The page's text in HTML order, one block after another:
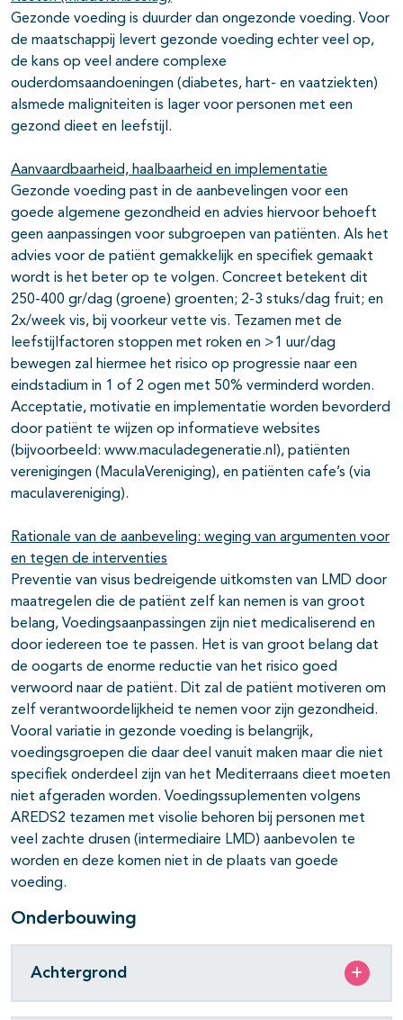
Gezonde voeding is duurder dan ongezonde voeding. Voor
de maatschappij levert gezonde voeding echter veel op,
de kans op veel andere complexe
ouderdomsaandoeningen (diabetes, hart- en vaatziekten)
alsmede maligniteiten is lager voor personen met een
gezond dieet en leefstijl.
Aanvaardbaarheid, haalbaarheid en implementatie
Gezonde voeding past in de aanbevelingen voor een
goede algemene gezondheid en advies hiervoor behoeft
geen aanpassingen voor subgroepen van patiënten. Als het
advies voor de patiënt gemakkelijk en specifiek gemaakt
wordt is het beter op te volgen. Concreet betekent dit
250-400 gr/dag (groene) groenten; 2-3 stuks/dag fruit; en
2x/week vis, bij voorkeur vette vis. Tezamen met de
leefstijlfactoren stoppen met roken en >1 uur/dag
bewegen zal hiermee het risico op progressie naar een
eindstadium in 1 of 2 ogen met 50% verminderd worden.
Acceptatie, motivatie en implementatie worden bevorderd
door patiënt te wijzen op informatieve websites
(bijvoorbeeld: www.maculadegeneratie.nl), patiënten
verenigingen (MaculaVereniging), en patiënten cafe’s (via
maculavereniging).
Rationale van de aanbeveling: weging van argumenten voor
en tegen de interventies
Preventie van visus bedreigende uitkomsten van LMD door
maatregelen die de patiënt zelf kan nemen is van groot
belang, Voedingsaanpassingen zijn niet medicaliserend en
door iedereen toe te passen. Het is van groot belang dat
de oogarts de enorme reductie van het risico goed
verwoord naar de patiënt. Dit zal de patiënt motiveren om
zelf verantwoordelijkheid te nemen voor zijn gezondheid.
Vooral variatie in gezonde voeding is belangrijk,
voedingsgroepen die daar deel vanuit maken maar die niet
specifiek onderdeel zijn van het Mediterraans dieet moeten
niet afgeraden worden. Voedingssuplementen volgens
AREDS2 tezamen met visolie behoren bij personen met
veel zachte drusen (intermediaire LMD) aanbevolen te
worden en deze komen niet in de plaats van goede
voeding.
Onderbouwing
Achtergrond